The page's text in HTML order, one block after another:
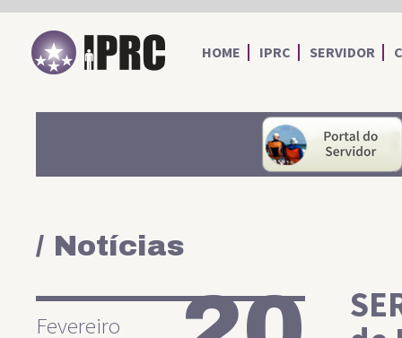
IPRC
HOME IPRC SERVIDOR
/ Notícias
Fevereiro